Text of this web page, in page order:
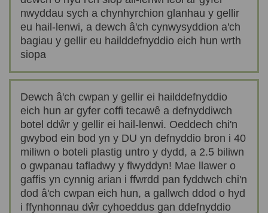
nwyddau sych a chynhyrchion glanhau y gellir
eu hail-lenwi, a dewch â'ch cynwysyddion a'ch
bagiau y gellir eu hailddefnyddio eich hun wrth
siopa
Dewch â'ch cwpan y gellir ei hailddefnyddio
eich hun ar gyfer coffi tecawê a defnyddiwch
botel ddŵr y gellir ei hail-lenwi. Oeddech chi'n
gwybod ein bod yn y DU yn defnyddio bron i 40
miliwn o boteli plastig untro y dydd, a 2.5 biliwn
o gwpanau tafladwy y flwyddyn! Mae llawer o
gaffis yn cynnig arian i ffwrdd pan fyddwch chi'n
dod â'ch cwpan eich hun, a gallwch ddod o hyd
i ffynhonnau dŵr cyhoeddus gan ddefnyddio